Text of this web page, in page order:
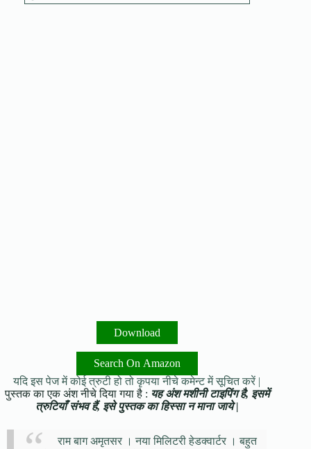
Download
Search On Amazon
यदि इस पेज में कोई त्रुटी हो तो कृपया नीचे कमेन्ट में सूचित करें |
पुस्तक का एक अंश नीचे दिया गया है : यह अंश मशीनी टाइपिंग है, इसमें
त्रुटियाँ संभव हैं, इसे पुस्तक का हिस्सा न माना जाये |
राम बाग अमृतसर । नया मिलिटरी हेडक्वार्टर । बहुत